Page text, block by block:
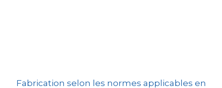
Fabrication selon les normes applicables en